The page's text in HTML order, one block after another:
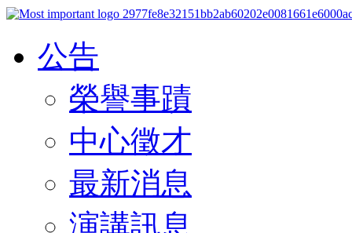
公告
榮譽事蹟
中心徵才
最新消息
演講訊息